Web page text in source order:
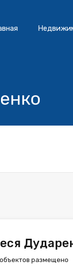
объектов размещено